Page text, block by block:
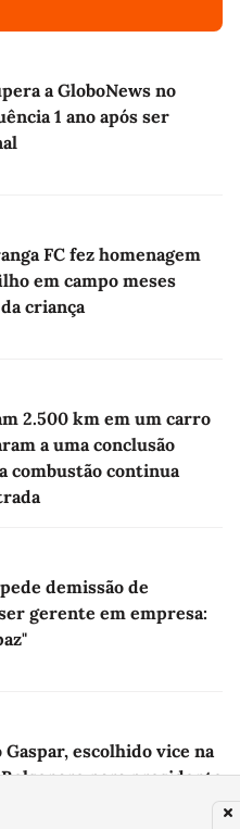
a GloboNews no
1 ano após ser
FC fez homenagem
em campo meses
criança
2.500 km em um carro
a uma conclusão
combustão continua
demissão de
gerente em empresa:
escolhido vice na
para presidente